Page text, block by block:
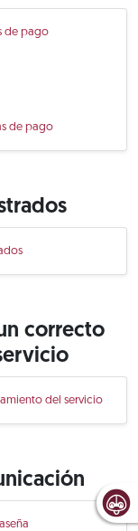
de pago
de pago
correcto
del servicio